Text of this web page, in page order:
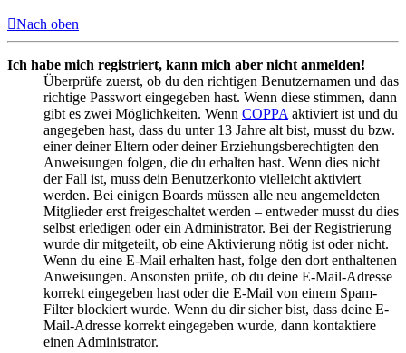
Nach oben
Ich habe mich registriert, kann mich aber nicht anmelden!
Überprüfe zuerst, ob du den richtigen Benutzernamen und das
richtige Passwort eingegeben hast. Wenn diese stimmen, dann
gibt es zwei Möglichkeiten. Wenn COPPA aktiviert ist und du
angegeben hast, dass du unter 13 Jahre alt bist, musst du bzw.
einer deiner Eltern oder deiner Erziehungsberechtigten den
Anweisungen folgen, die du erhalten hast. Wenn dies nicht
der Fall ist, muss dein Benutzerkonto vielleicht aktiviert
werden. Bei einigen Boards müssen alle neu angemeldeten
Mitglieder erst freigeschaltet werden – entweder musst du dies
selbst erledigen oder ein Administrator. Bei der Registrierung
wurde dir mitgeteilt, ob eine Aktivierung nötig ist oder nicht.
Wenn du eine E-Mail erhalten hast, folge den dort enthaltenen
Anweisungen. Ansonsten prüfe, ob du deine E-Mail-Adresse
korrekt eingegeben hast oder die E-Mail von einem Spam-
Filter blockiert wurde. Wenn du dir sicher bist, dass deine E-
Mail-Adresse korrekt eingegeben wurde, dann kontaktiere
einen Administrator.